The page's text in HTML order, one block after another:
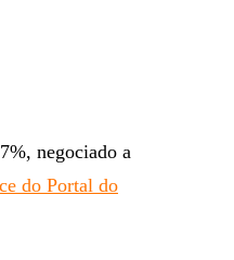
negociado a
do Portal do